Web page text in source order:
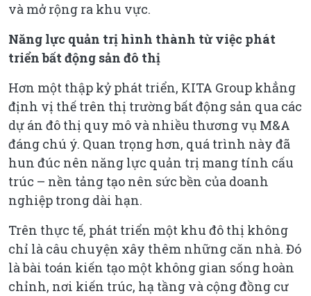
và mở rộng ra khu vực.
Năng lực quản trị hình thành từ việc phát
triển bất động sản đô thị
Hơn một thập kỷ phát triển, KITA Group khẳng
định vị thế trên thị trường bất động sản qua các
dự án đô thị quy mô và nhiều thương vụ M&A
đáng chú ý. Quan trọng hơn, quá trình này đã
hun đúc nên năng lực quản trị mang tính cấu
trúc – nền tảng tạo nên sức bền của doanh
nghiệp trong dài hạn.
Trên thực tế, phát triển một khu đô thị không
chỉ là câu chuyện xây thêm những căn nhà. Đó
là bài toán kiến tạo một không gian sống hoàn
chỉnh, nơi kiến trúc, hạ tầng và cộng đồng cư